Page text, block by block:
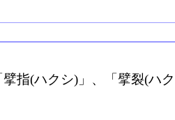
擘指(ハクシ)」、「擘裂(ハク